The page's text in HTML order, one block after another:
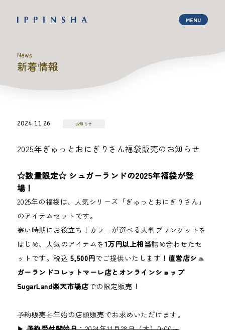
News
新着情報
2024.11.26 お知らせ
2025年ぎゅっとおにぎりさん福袋販売のお知らせ
☆数量限定☆ シュガーランドの2025年福袋が登
場！
2025年の福袋は、人気シリーズ「ぎゅっとおにぎりさん」
のアイテムセットです。
寒い時期にお役立ち！カラーが選べる大判ブランケットを
はじめ、人気のアイテムを1万円以上相当詰め合わせたセ
ットです。税込 5,500円でご提供いたします！ 直営店シュ
ガーランドコレットマーレ店とオンラインショップ
SugarLand楽天市場店での限定販売！
予約販売と年始の店頭販売でお求めいただけます。